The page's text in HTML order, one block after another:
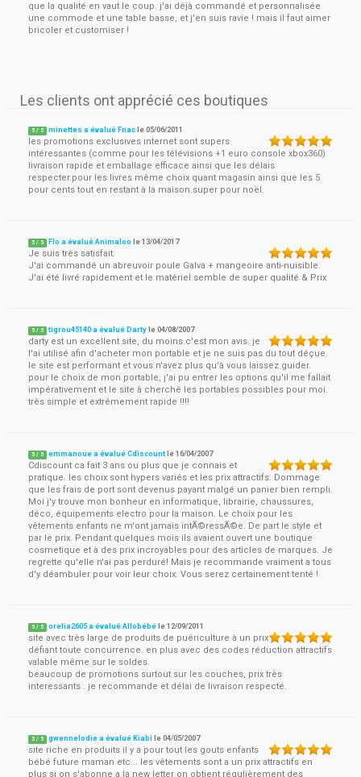
que la qualité en vaut le coup. j'ai déjà commandé et personnalisée
une commode et une table basse, et j'en suis ravie ! mais il faut aimer
bricoler et customiser !
Les clients ont apprécié ces boutiques
5 / 5 minettes a évalué Fnac le05/06/2011
les promotions exclusives internet sont supers
intéressantes (comme pour les télévisions +1 euro console xbox360)
livraison rapide et emballage efficace ainsi que les délais
respecter.pour les livres même choix quant magasin ainsi que les 5
pour cents tout en restant à la maison.super pour noël.
5 / 5 Flo a évalué Animaloo le13/04/2017
Je suis très satisfait.
J'ai commandé un abreuvoir poule Galva + mangeoire anti-nuisible.
J'ai été livré rapidement et le matériel semble de super qualité & Prix
5 / 5 tigrou45140 a évalué Darty le04/08/2007
darty est un excellent site, du moins c'est mon avis. je
l'ai utilisé afin d'acheter mon portable et je ne suis pas du tout déçue.
le site est performant et vous n'avez plus qu'à vous laissez guider.
pour le choix de mon portable, j'ai pu entrer les options qu'il me fallait
impérativement et le site à cherché les portables possibles pour moi.
très simple et extrêmement rapide !!!!
5 / 5 emmanoue a évalué Cdiscount le16/04/2007
Cdiscount ca fait 3 ans ou plus que je connais et
pratique. les choix sont hypers variés et les prix attractifs. Dommage
que les frais de port sont devenus payant malgé un panier bien rempli.
Moi j'y trouve mon bonheur en informatique, librairie, chaussures,
déco, équipements electro pour la maison. Le choix pour les
vêtements enfants ne m'ont jamais intÃ©ressÃ©e. De part le style et
par le prix. Pendant quelques mois ils avaient ouvert une boutique
cosmetique et à des prix incroyables pour des articles de marques. Je
regrette qu'elle n'ai pas perduré! Mais je recommande vraiment a tous
d'y déambuler pour voir leur choix. Vous serez certainement tenté !
5 / 5 orelia2605 a évalué Allobébé le12/09/2011
site avec très large de produits de puériculture à un prix
défiant toute concurrence. en plus avec des codes réduction attractifs
valable même sur le soldes.
beaucoup de promotions surtout sur les couches, prix très
interessants . je recommande et délai de livraison respecté.
5 / 5 gwennelodie a évalué Kiabi le04/05/2007
site riche en produits il y a pour tout les gouts enfants
bébé future maman etc... les vêtements sont a un prix attractifs en
plus si on s'abonne a la new letter on obtient régulièrement des